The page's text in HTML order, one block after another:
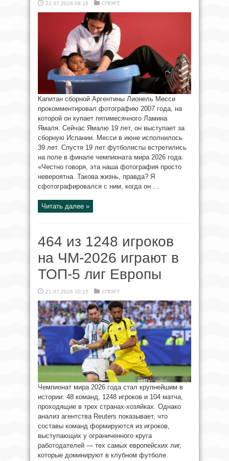
22.07.2026 09:16 СПОРТ
Капитан сборной Аргентины Лионель Месси
прокомментировал фотографию 2007 года, на
которой он купает пятимесячного Ламина
Ямаля. Сейчас Ямалю 19 лет, он выступает за
сборную Испании. Месси в июне исполнилось
39 лет. Спустя 19 лет футболисты встретились
на поле в финале чемпионата мира 2026 года.
«Честно говоря, эта наша фотография просто
невероятна. Такова жизнь, правда? Я
сфотографировался с ним, когда он ...
Читать далее »
464 из 1248 игроков
на ЧМ-2026 играют в
ТОП-5 лиг Европы
21.07.2026 10:15 СПОРТ
Чемпионат мира 2026 года стал крупнейшим в
истории: 48 команд, 1248 игроков и 104 матча,
проходящие в трех странах-хозяйках. Однако
анализ агентства Reuters показывает, что
составы команд формируются из игроков,
выступающих у ограниченного круга
работодателей — тех самых европейских лиг,
которые доминируют в клубном футболе.